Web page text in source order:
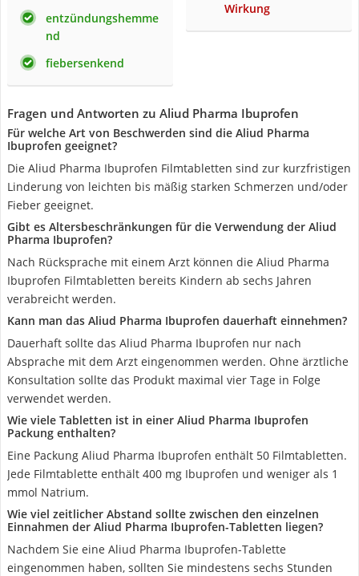
entzündungshemme
nd
fiebersenkend
Wirkung
Fragen und Antworten zu Aliud Pharma Ibuprofen
Für welche Art von Beschwerden sind die Aliud Pharma
Ibuprofen geeignet?
Die Aliud Pharma Ibuprofen Filmtabletten sind zur kurzfristigen
Linderung von leichten bis mäßig starken Schmerzen und/oder
Fieber geeignet.
Gibt es Altersbeschränkungen für die Verwendung der Aliud
Pharma Ibuprofen?
Nach Rücksprache mit einem Arzt können die Aliud Pharma
Ibuprofen Filmtabletten bereits Kindern ab sechs Jahren
verabreicht werden.
Kann man das Aliud Pharma Ibuprofen dauerhaft einnehmen?
Dauerhaft sollte das Aliud Pharma Ibuprofen nur nach
Absprache mit dem Arzt eingenommen werden. Ohne ärztliche
Konsultation sollte das Produkt maximal vier Tage in Folge
verwendet werden.
Wie viele Tabletten ist in einer Aliud Pharma Ibuprofen
Packung enthalten?
Eine Packung Aliud Pharma Ibuprofen enthält 50 Filmtabletten.
Jede Filmtablette enthält 400 mg Ibuprofen und weniger als 1
mmol Natrium.
Wie viel zeitlicher Abstand sollte zwischen den einzelnen
Einnahmen der Aliud Pharma Ibuprofen-Tabletten liegen?
Nachdem Sie eine Aliud Pharma Ibuprofen-Tablette
eingenommen haben, sollten Sie mindestens sechs Stunden